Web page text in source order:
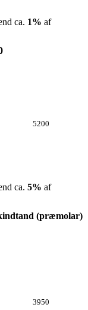
ca. 1% af
5200
ca. 5% af
(præmolar)
3950